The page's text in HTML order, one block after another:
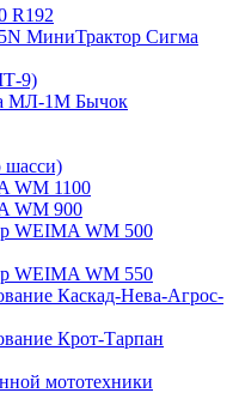
R192
МиниТрактор Сигма
9)
МЛ-1М Бычок
WM 1100
WM 900
WEIMA WM 500
WEIMA WM 550
Каскад-Нева-Агрос-
Крот-Тарпан
мототехники